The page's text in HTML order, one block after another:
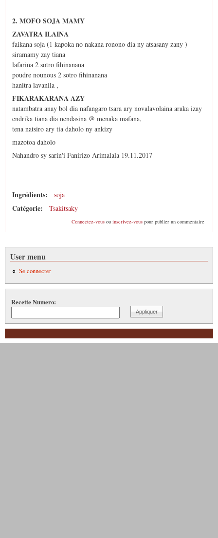
2. MOFO SOJA MAMY
ZAVATRA ILAINA
faikana soja (1 kapoka no nakana ronono dia ny atsasany zany )
siramamy zay tiana
lafarina 2 sotro fihinanana
poudre nounous 2 sotro fihinanana
hanitra lavanila ,
FIKARAKARANA AZY
natambatra anay bol dia nafangaro tsara ary novalavolaina araka izay
endrika tiana dia nendasina @ menaka mafana,
tena natsiro ary tia daholo ny ankizy
mazotoa daholo
Nahandro sy sarin'i Fanirizo Arimalala 19.11.2017
Ingrédients: soja
Catégorie: Tsakitsaky
Connectez-vousou inscrivez-vouspour publier un commentaire
User menu
Se connecter
Recette Numero: